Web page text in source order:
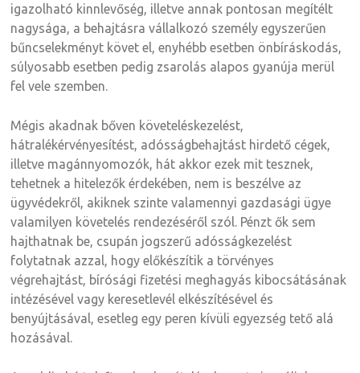
igazolható kinnlevőség, illetve annak pontosan megítélt
nagysága, a behajtásra vállalkozó személy egyszerűen
bűncselekményt követ el, enyhébb esetben önbíráskodás,
súlyosabb esetben pedig zsarolás alapos gyanúja merül
fel vele szemben.
Mégis akadnak bőven követeléskezelést,
hátralékérvényesítést, adósságbehajtást hirdető cégek,
illetve magánnyomozók, hát akkor ezek mit tesznek,
tehetnek a hitelezők érdekében, nem is beszélve az
ügyvédekről, akiknek szinte valamennyi gazdasági ügye
valamilyen követelés rendezéséről szól. Pénzt ők sem
hajthatnak be, csupán jogszerű adósságkezelést
folytatnak azzal, hogy előkészítik a törvényes
végrehajtást, bírósági fizetési meghagyás kibocsátásának
intézésével vagy keresetlevél elkészítésével és
benyújtásával, esetleg egy peren kívüli egyezség tető alá
hozásával.